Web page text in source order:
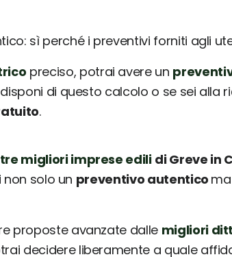
sì perché i preventivi forniti agli
preciso, potrai avere un
di questo calcolo o se sei alla
.
tre migliori imprese edili di Greve in
solo un preventivo autentico
proposte avanzate dalle migliori
decidere liberamente a quale